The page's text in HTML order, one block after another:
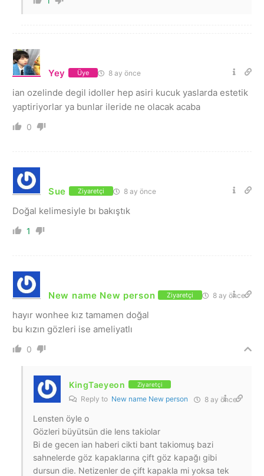
Yey Üye 8 ay önce
ian ozelinde degil idoller hep asiri kucuk yaslarda estetik
yaptiriyorlar ya bunlar ileride ne olacak acaba
0
Sue Ziyaretçi 8 ay önce
Doğal kelimesiyle bı bakıştık
1
New name New person Ziyaretçi 8 ay önce
hayır wonhee kız tamamen doğal
bu kızın gözleri ise ameliyatlı
0
KingTaeyeon Ziyaretçi
Reply to New name New person 8 ay önce
Lensten öyle o
Gözleri büyütsün die lens takiolar
Bi de gecen ian haberi cikti bant takiomuş bazi
sahnelerde göz kapaklarına çift göz kapağı gibi
dursun die. Netizenler de çift kapakla mi yoksa tek